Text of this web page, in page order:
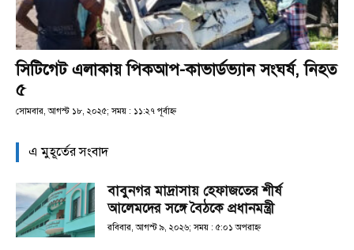
সিটিগেট এলাকায় পিকআপ-কাভার্ডভ্যান সংঘর্ষ, নিহত
৫
সোমবার, আগস্ট ১৮, ২০২৫; সময় : ১১:২৭ পূর্বাহ্ণ
এ মুহূর্তের সংবাদ
বাবুনগর মাদ্রাসায় হেফাজতের শীর্ষ
আলেমদের সঙ্গে বৈঠকে প্রধানমন্ত্রী
রবিবার, আগস্ট ৯, ২০২৬; সময় : ৫:০১ অপরাহ্ণ